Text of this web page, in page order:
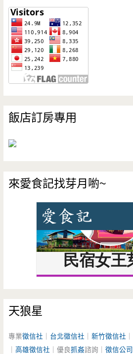
飯店訂房專用
來愛食記找芽月喲~
天狼星
專業徵信社 台北徵信社 ｜新竹徵信社
｜高雄徵信社 ｜優良抓姦諮詢｜徵信公司